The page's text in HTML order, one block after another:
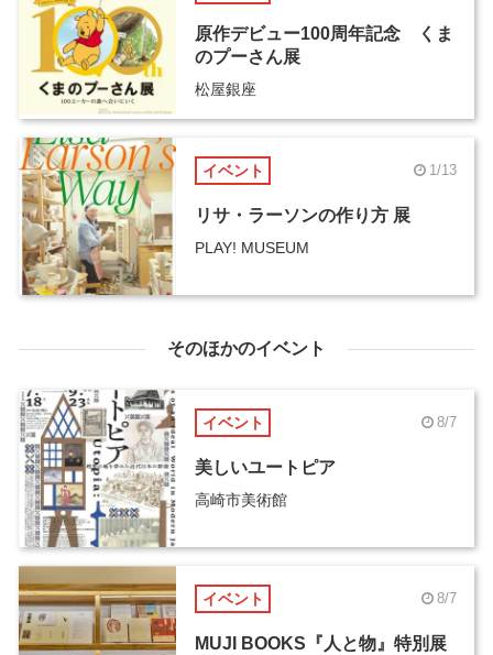
原作デビュー100周年記念 くま
のプーさん展
松屋銀座
イベント 1/13
リサ・ラーソンの作り方 展
PLAY! MUSEUM
そのほかのイベント
イベント 8/7
美しいユートピア
高崎市美術館
イベント 8/7
MUJI BOOKS『人と物』特別展